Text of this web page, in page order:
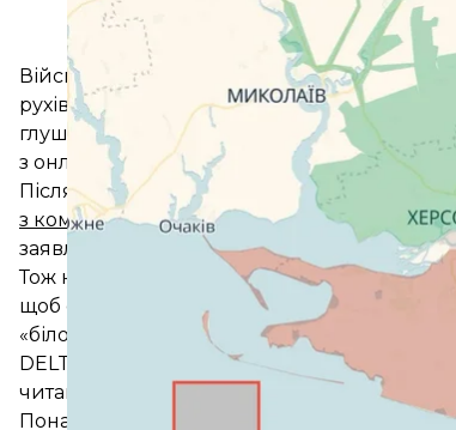
Війська рф незаконно використовували
рухів та ударів безпілотних літальних
глушився. Зокрема, радник міністра
з онлайн-керуванням
атакували
Після цього український міністр
з компанією SpaceXі запропонувало
заявляв, що SpaceXпочала вводити
Тож на території України почали
щоб обмежити їхнє використання
«білого списку» — верифіковані через
DELTA.
читайте також:
Понад 60 цілей за одну ніч. Мадяр